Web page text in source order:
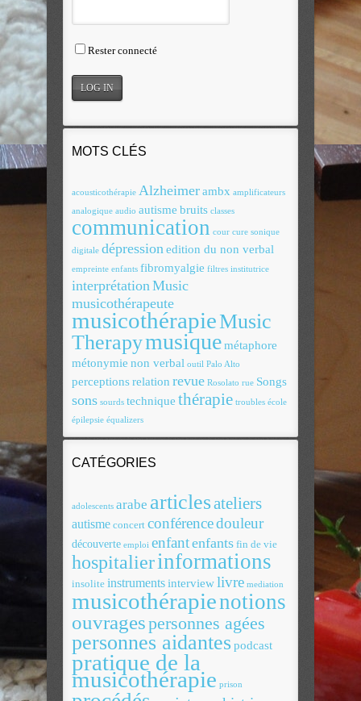
Rester connecté
MOTS CLÉS
acousticothérapie Alzheimerambx amplificateurs
analogique audio autisme bruits classes
communication cour cure sonique
digitale dépressionedition du non verbal
empreinte enfants fibromyalgie filtres institutrice
interprétationMusic
musicothérapeute
musicothérapieMusic
Therapymusiquemétaphore
métonymie non verbal outil Palo Alto
perceptionsrelation revue Rosolato rue Songs
sons sourds technique thérapie troubles école
épilepsie équalizers
CATÉGORIES
adolescents arabe articlesateliers
autisme concert conférencedouleur
découverte emploi enfantenfants fin de vie
hospitalierinformations
insolite instrumentsinterviewlivre mediation
musicothérapienotions
ouvragespersonnes agées
personnes aidantes podcast
pratique de la
musicothérapie prison